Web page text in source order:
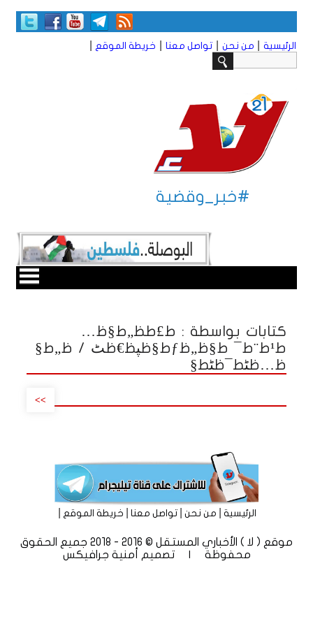
الرئيسية من نحن تواصل معنا خريطة الموقع
#خبر_وقضية
كتابات بواسطة : ط£ط­ظ„ط§ظ…
ط¹ط¨ط¯ ط§ظ„ظƒط§ظپظ€ظٹ / ظ„ط§
ظ…ظٹط¯ظٹط§
>>
الرئيسية|من نحن|تواصل معنا|خريطة الموقع
موقع ( لا ) الأخباري المستقل © 2016 - 2018 جميع الحقوق
محفوظة | تصميم
أمنية جرافيكس